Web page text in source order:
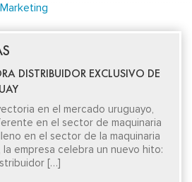
DISTRIBUIDOR EXCLUSIVO DE
en el mercado uruguayo,
en el sector de maquinaria
en el sector de la maquinaria
la empresa celebra un nuevo hito:
[…]